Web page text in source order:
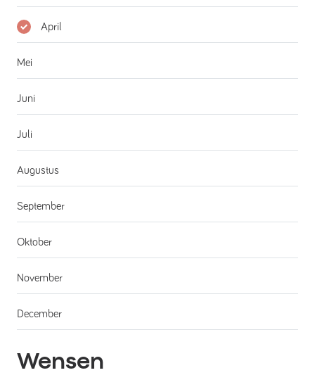
April
Mei
Juni
Juli
Augustus
September
Oktober
November
December
Wensen